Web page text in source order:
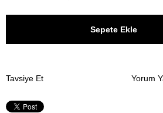
Tavsiye Et Yorum